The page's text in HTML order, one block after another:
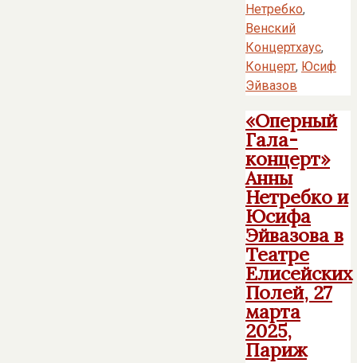
Нетребко,
Венский
Концертхаус,
Концерт, Юсиф
Эйвазов
«Оперный
Гала-
концерт»
Анны
Нетребко и
Юсифа
Эйвазова в
Театре
Елисейских
Полей, 27
марта
2025,
Париж